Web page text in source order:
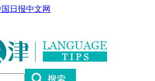
日报中文网